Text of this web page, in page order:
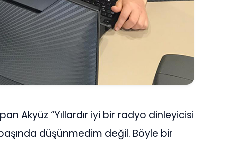
Akyüz “Yıllardır iyi bir radyo dinleyicisi
düşünmedim değil. Böyle bir